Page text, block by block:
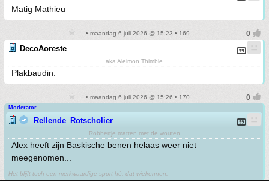
Matig Mathieu
• maandag 6 juli 2026 @ 15:23 • 169
DecoAoreste
aka Aleimon Thimble
Plakbaudin.
• maandag 6 juli 2026 @ 15:26 • 170
Moderator
Rellende_Rotscholier
Robbertje matten met de wouten
Alex heeft zijn Baskische benen helaas weer niet
meegenomen...
Het blijft toch een merkwaardige sport hè, dat wielrennen.